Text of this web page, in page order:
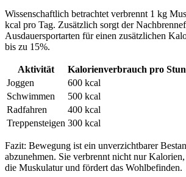
Wissenschaftlich betrachtet verbrennt 1 kg
kcal pro Tag. Zusätzlich sorgt der
Ausdauersportarten für einen zusätzlichen
bis zu 15%.
Aktivität
Kalorienverbrauch pro
Joggen
600 kcal
Schwimmen
500 kcal
Radfahren
400 kcal
Treppensteigen 300 kcal
Fazit: Bewegung ist ein unverzichtbarer
abzunehmen. Sie verbrennt nicht nur
die Muskulatur und fördert das Wohlbefinden.